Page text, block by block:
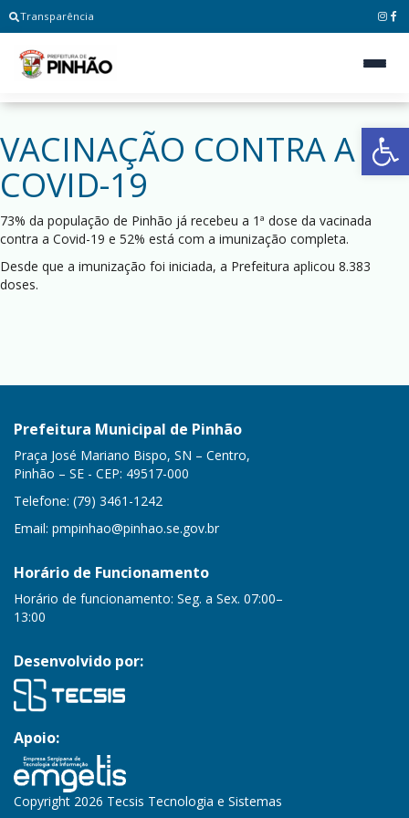
Transparência
VACINAÇÃO CONTRA A
COVID-19
73% da população de Pinhão já recebeu a 1ª dose da vacinada
contra a Covid-19 e 52% está com a imunização completa.
Desde que a imunização foi iniciada, a Prefeitura aplicou 8.383
doses.
Prefeitura Municipal de Pinhão
Praça José Mariano Bispo, SN – Centro,
Pinhão – SE - CEP: 49517-000
Telefone: (79) 3461-1242
Email: pmpinhao@pinhao.se.gov.br
Horário de Funcionamento
Horário de funcionamento: Seg. a Sex. 07:00–
13:00
Desenvolvido por:
Apoio:
Copyright 2026 Tecsis Tecnologia e Sistemas